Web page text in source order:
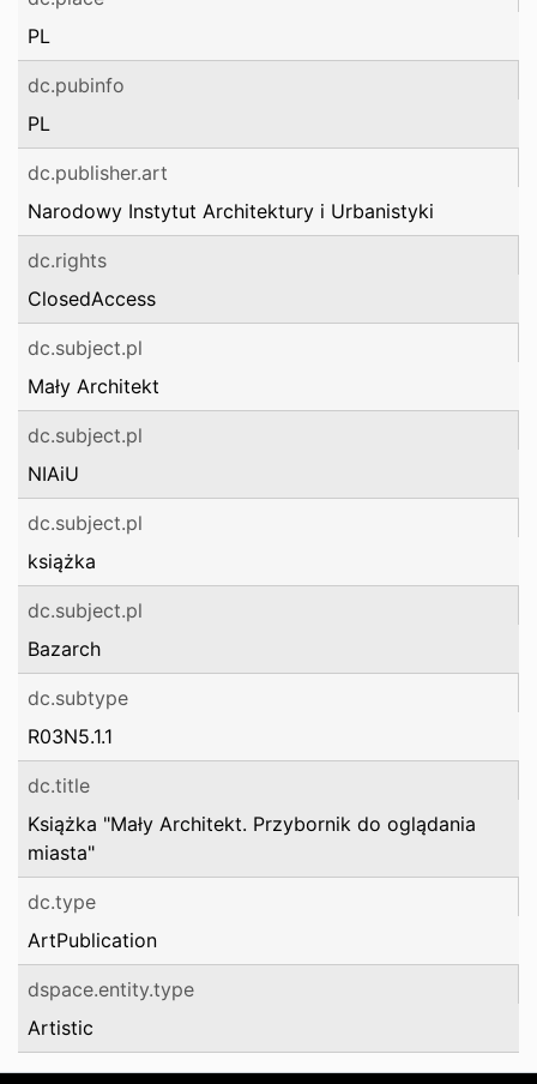
PL
dc.pubinfo
PL
dc.publisher.art
Narodowy Instytut Architektury i Urbanistyki
dc.rights
ClosedAccess
dc.subject.pl
Mały Architekt
dc.subject.pl
NIAiU
dc.subject.pl
książka
dc.subject.pl
Bazarch
dc.subtype
R03N5.1.1
dc.title
Książka "Mały Architekt. Przybornik do oglądania
miasta"
dc.type
ArtPublication
dspace.entity.type
Artistic